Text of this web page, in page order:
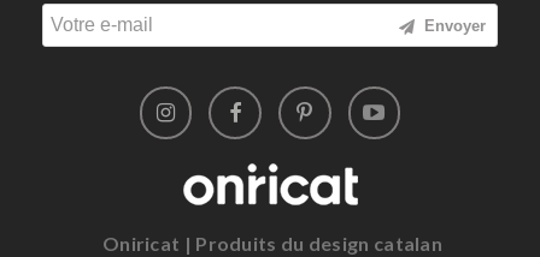
Envoyer
Oniricat | Produits du design catalan